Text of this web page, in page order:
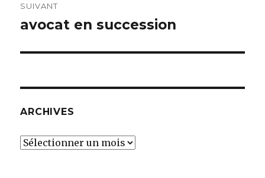
SUIVANT
Article
avocat en succession
ARCHIVES
Archives